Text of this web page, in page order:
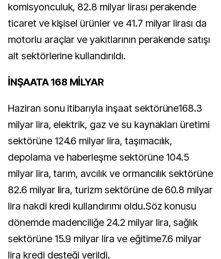
komisyonculuk, 82.8 milyar lirası perakende
ticaret ve kişisel ürünler ve 41.7 milyar lirası da
motorlu araçlar ve yakıtlarının perakende satışı
alt sektörlerine kullandırıldı.
İNŞAATA 168 MİLYAR
Haziran sonu itibarıyla inşaat sektörüne168.3
milyar lira, elektrik, gaz ve su kaynakları üretimi
sektörüne 124.6 milyar lira, taşımacılık,
depolama ve haberleşme sektörüne 104.5
milyar lira, tarım, avcılık ve ormancılık sektörüne
82.6 milyar lira, turizm sektörüne de 60.8 milyar
lira nakdi kredi kullandırımı oldu.Söz konusu
dönemde madenciliğe 24.2 milyar lira, sağlık
sektörüne 15.9 milyar lira ve eğitime7.6 milyar
lira kredi desteği verildi.